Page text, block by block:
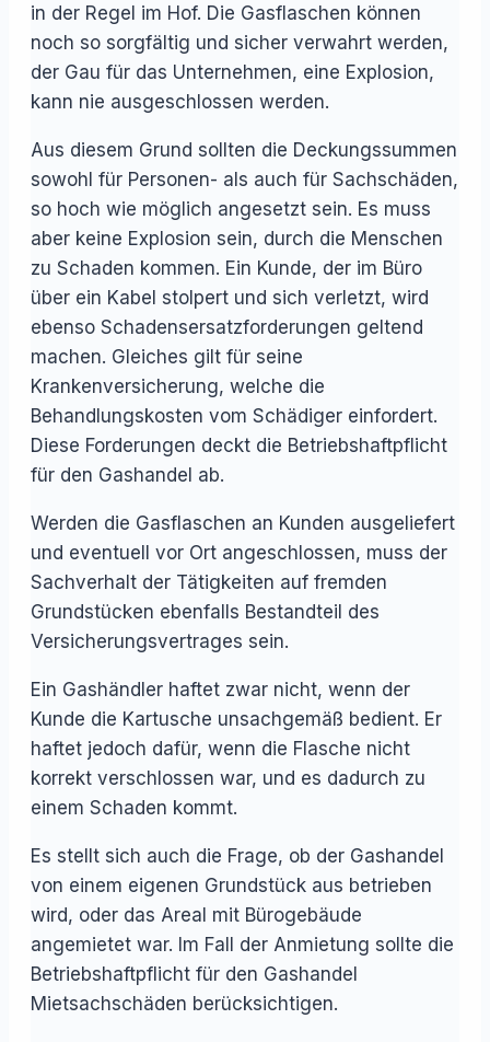
in der Regel im Hof. Die Gasflaschen können
noch so sorgfältig und sicher verwahrt werden,
der Gau für das Unternehmen, eine Explosion,
kann nie ausgeschlossen werden.
Aus diesem Grund sollten die Deckungssummen
sowohl für Personen- als auch für Sachschäden,
so hoch wie möglich angesetzt sein. Es muss
aber keine Explosion sein, durch die Menschen
zu Schaden kommen. Ein Kunde, der im Büro
über ein Kabel stolpert und sich verletzt, wird
ebenso Schadensersatzforderungen geltend
machen. Gleiches gilt für seine
Krankenversicherung, welche die
Behandlungskosten vom Schädiger einfordert.
Diese Forderungen deckt die Betriebshaftpflicht
für den Gashandel ab.
Werden die Gasflaschen an Kunden ausgeliefert
und eventuell vor Ort angeschlossen, muss der
Sachverhalt der Tätigkeiten auf fremden
Grundstücken ebenfalls Bestandteil des
Versicherungsvertrages sein.
Ein Gashändler haftet zwar nicht, wenn der
Kunde die Kartusche unsachgemäß bedient. Er
haftet jedoch dafür, wenn die Flasche nicht
korrekt verschlossen war, und es dadurch zu
einem Schaden kommt.
Es stellt sich auch die Frage, ob der Gashandel
von einem eigenen Grundstück aus betrieben
wird, oder das Areal mit Bürogebäude
angemietet war. Im Fall der Anmietung sollte die
Betriebshaftpflicht für den Gashandel
Mietsachschäden berücksichtigen.